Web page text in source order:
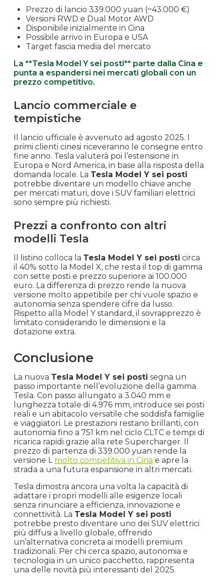
Prezzo di lancio 339.000 yuan (~43.000 €)
Versioni RWD e Dual Motor AWD
Disponibile inizialmente in Cina
Possibile arrivo in Europa e USA
Target fascia media del mercato
La **Tesla Model Y sei posti** parte dalla Cina e
punta a espandersi nei mercati globali con un
prezzo competitivo.
Lancio commerciale e
tempistiche
Il lancio ufficiale è avvenuto ad agosto 2025. I
primi clienti cinesi riceveranno le consegne entro
fine anno. Tesla valuterà poi l’estensione in
Europa e Nord America, in base alla risposta della
domanda locale. La Tesla Model Y sei posti
potrebbe diventare un modello chiave anche
per mercati maturi, dove i SUV familiari elettrici
sono sempre più richiesti.
Prezzi a confronto con altri
modelli Tesla
Il listino colloca la Tesla Model Y sei posti circa
il 40% sotto la Model X, che resta il top di gamma
con sette posti e prezzo superiore ai 100.000
euro. La differenza di prezzo rende la nuova
versione molto appetibile per chi vuole spazio e
autonomia senza spendere cifre da lusso.
Rispetto alla Model Y standard, il sovrapprezzo è
limitato considerando le dimensioni e la
dotazione extra.
Conclusione
La nuova Tesla Model Y sei posti segna un
passo importante nell’evoluzione della gamma
Tesla. Con passo allungato a 3.040 mm e
lunghezza totale di 4.976 mm, introduce sei posti
reali e un abitacolo versatile che soddisfa famiglie
e viaggiatori. Le prestazioni restano brillanti, con
autonomia fino a 751 km nel ciclo CLTC e tempi di
ricarica rapidi grazie alla rete Supercharger. Il
prezzo di partenza di 339.000 yuan rende la
versione L molto competitiva in Cina e apre la
strada a una futura espansione in altri mercati.
Tesla dimostra ancora una volta la capacità di
adattare i propri modelli alle esigenze locali
senza rinunciare a efficienza, innovazione e
connettività. La Tesla Model Y sei posti
potrebbe presto diventare uno dei SUV elettrici
più diffusi a livello globale, offrendo
un’alternativa concreta ai modelli premium
tradizionali. Per chi cerca spazio, autonomia e
tecnologia in un unico pacchetto, rappresenta
una delle novità più interessanti del 2025.